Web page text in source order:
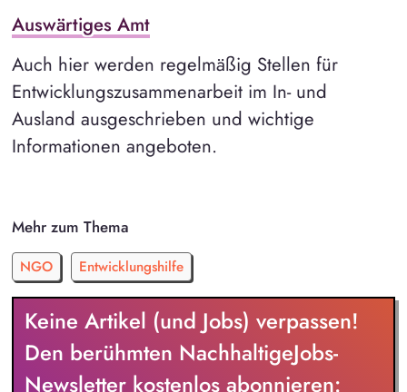
Auswärtiges Amt
Auch hier werden regelmäßig Stellen für
Entwicklungszusammenarbeit im In- und
Ausland ausgeschrieben und wichtige
Informationen angeboten.
Mehr zum Thema
NGO Entwicklungshilfe
Keine Artikel (und Jobs) verpassen!
Den berühmten NachhaltigeJobs-
Newsletter kostenlos abonnieren: